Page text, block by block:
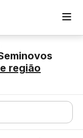
e região